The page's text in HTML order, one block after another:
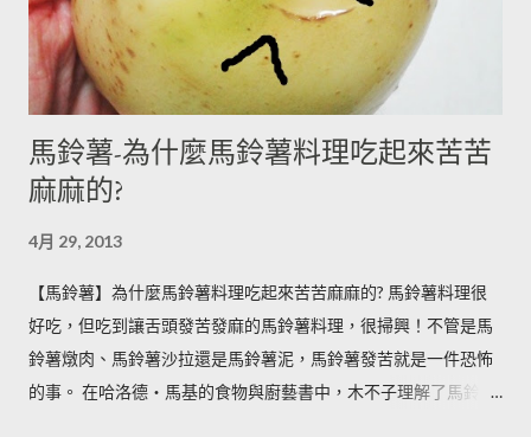
馬鈴薯-為什麼馬鈴薯料理吃起來苦苦
麻麻的?
4月 29, 2013
【馬鈴薯】為什麼馬鈴薯料理吃起來苦苦麻麻的? 馬鈴薯料理很
好吃，但吃到讓舌頭發苦發麻的馬鈴薯料理，很掃興！不管是馬
鈴薯燉肉、馬鈴薯沙拉還是馬鈴薯泥，馬鈴薯發苦就是一件恐怖
的事。 在哈洛德‧馬基的食物與廚藝書中，木不子理解了馬鈴薯